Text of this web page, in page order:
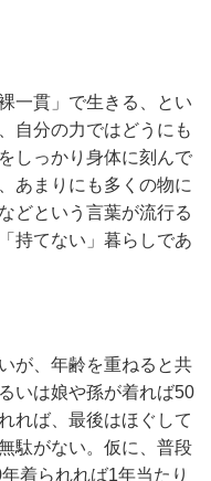
一貫」で生きる、とい
自分の力ではどうにも
しっかり身体に刻んで
あまりにも多くの物に
どという言葉が流行る
持てない」暮らしであ
が、年齢を重ねると共
いは娘や孫が着れば50
れば、最後はほぐして
駄がない。仮に、普段
着られれば1年当たり